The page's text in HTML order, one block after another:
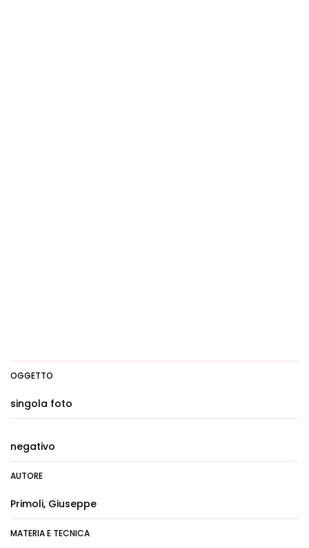
OGGETTO
singola foto
negativo
AUTORE
Primoli, Giuseppe
MATERIA E TECNICA